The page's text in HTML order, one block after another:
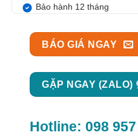
Bảo hành 12 tháng
BÁO GIÁ NGAY
GẶP NGAY (ZALO)
Hotline: 098